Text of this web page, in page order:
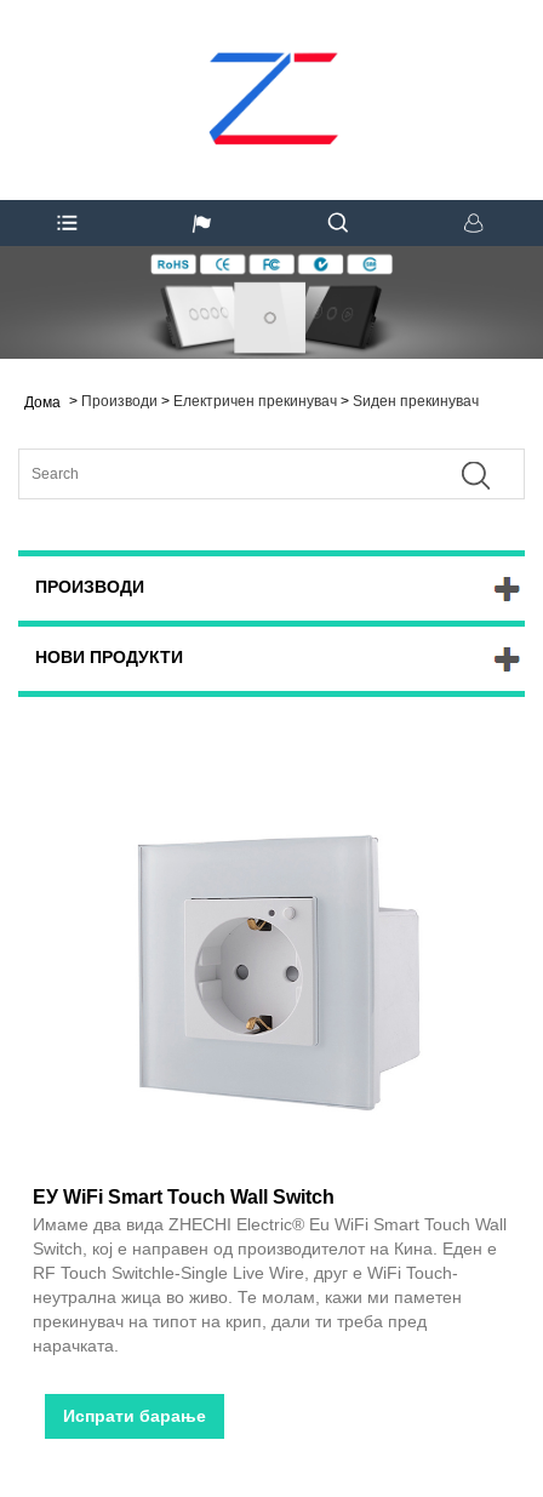
Дома > Производи > Електричен прекинувач > Ѕиден прекинувач
ПРОИЗВОДИ
НОВИ ПРОДУКТИ
ЕУ WiFi Smart Touch Wall Switch
Имаме два вида ZHECHI Electric® Eu WiFi Smart Touch Wall
Switch, кој е направен од производителот на Кина. Еден е
RF Touch Switchle-Single Live Wire, друг е WiFi Touch-
неутрална жица во живо. Те молам, кажи ми паметен
прекинувач на типот на крип, дали ти треба пред
нарачката.
Испрати барање